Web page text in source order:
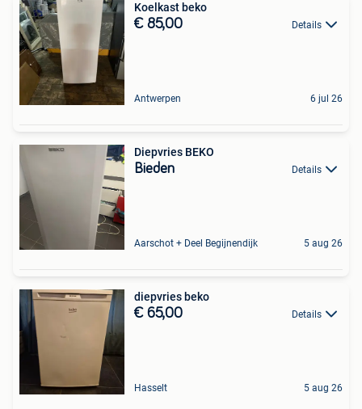
Koelkast beko
€ 85,00 Details
Antwerpen 6 jul 26
Diepvries BEKO
Bieden Details
Aarschot + Deel Begijnendijk 5 aug 26
diepvries beko
€ 65,00 Details
Hasselt 5 aug 26